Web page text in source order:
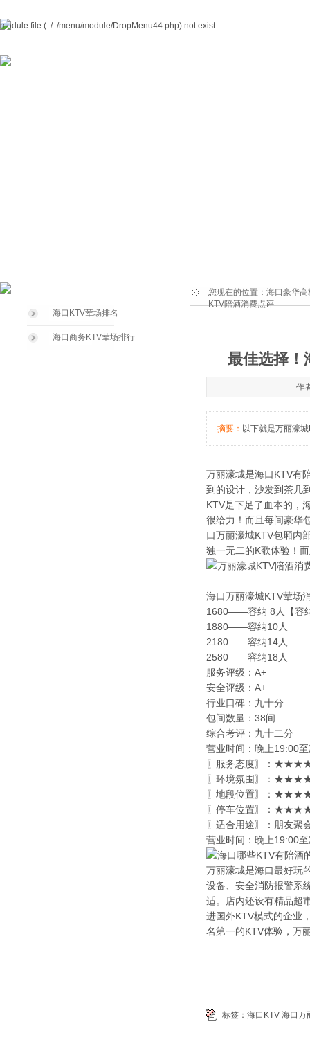
module file (../../menu/module/DropMenu44.php) not exist
您现在的位置： 海口豪华
KTV陪酒消费点评
海口KTV荤场排名
海口商务KTV荤场排行
最佳选择！
作
摘要： 以下就是万丽濠
万丽濠城是海口KTV有
到的设计，沙发到茶几
KTV是下足了血本的，
很给力！而且每间豪华
口万丽濠城KTV包厢内
独一无二的K歌体验！
海口万丽濠城KTV荤场
1680——容纳 8人【容
1880——容纳10人
2180——容纳14人
2580——容纳18人
服务评级：A+
安全评级：A+
行业口碑：九十分
包间数量：38间
综合考评：九十二分
营业时间：晚上19:00
〖服务态度〗：
〖环境氛围〗：
〖地段位置〗：
〖停车位置〗：
〖适合用途〗：朋友聚
营业时间：晚上19:00
万丽濠城是海口最好玩
设备、安全消防报警系
适。店内还设有精品超
进国外KTV模式的企业
名第一的KTV体验，万
标签： 海口KTV 海口万